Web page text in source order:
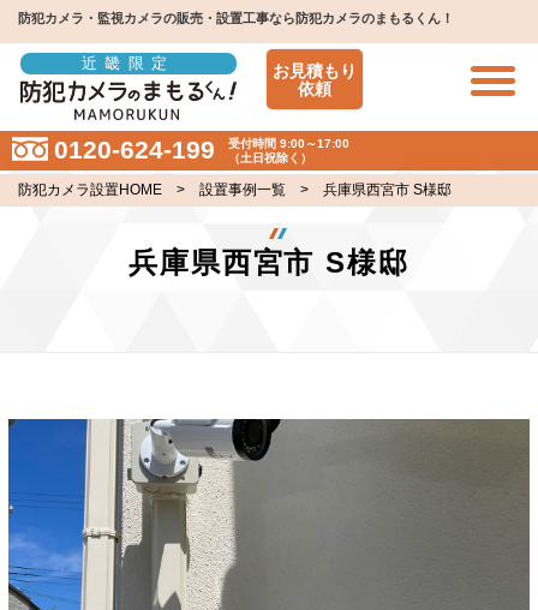
防犯カメラ・監視カメラの販売・設置工事なら防犯カメラのまもるくん！
近畿限定
お見積もり
依頼
0120-624-199
受付時間 9:00～17:00
（土日祝除く）
防犯カメラ設置HOME> 設置事例一覧> 兵庫県西宮市 S様邸
兵庫県西宮市 S様邸